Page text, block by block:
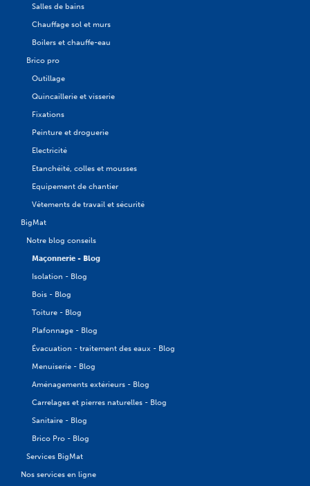
Salles de bains
Chauffage sol et murs
Boilers et chauffe-eau
Brico pro
Outillage
Quincaillerie et visserie
Fixations
Peinture et droguerie
Electricité
Etanchéité, colles et mousses
Equipement de chantier
Vêtements de travail et sécurité
BigMat
Notre blog conseils
Maçonnerie - Blog
Isolation - Blog
Bois - Blog
Toiture - Blog
Plafonnage - Blog
Évacuation - traitement des eaux - Blog
Menuiserie - Blog
Aménagements extérieurs - Blog
Carrelages et pierres naturelles - Blog
Sanitaire - Blog
Brico Pro - Blog
Services BigMat
Nos services en ligne